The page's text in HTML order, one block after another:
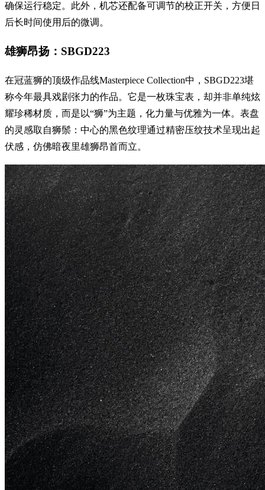
确保运行稳定。此外，机芯还配备可调节的校正开关，方便日
后长时间使用后的微调。
雄狮昂扬：SBGD223
在冠蓝狮的顶级作品线Masterpiece Collection中，SBGD223堪
称今年最具戏剧张力的作品。它是一枚珠宝表，却并非单纯炫
耀珍稀材质，而是以“狮”为主题，化力量与优雅为一体。表盘
的灵感取自狮鬃：中心的黑色纹理通过精密压纹技术呈现出起
伏感，仿佛暗夜里雄狮昂首而立。